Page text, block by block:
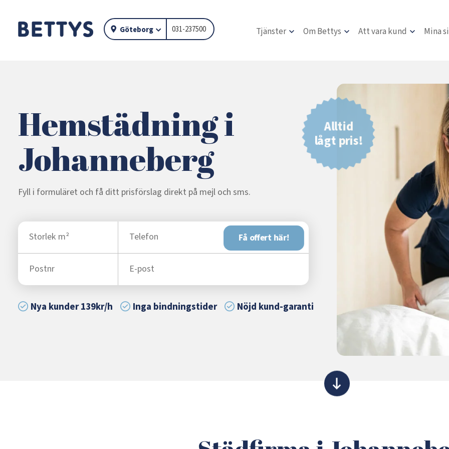
Göteborg 031-237500 Tjänster Om Bettys Att vara kund Mina
Hemstädning i
Johanneberg
Fyll i formuläret och få ditt prisförslag direkt på mejl och sms.
Få offert här!
Nya kunder 139kr/h Inga bindningstider Nöjd kund-garanti
Alltid
lågt pris!